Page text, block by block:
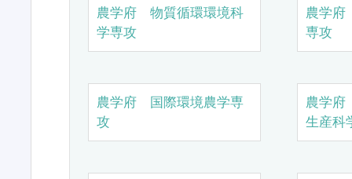
農学府 物質循環環境科
学専攻
農学
専攻
農学府 国際環境農学専
攻
農学
生産科